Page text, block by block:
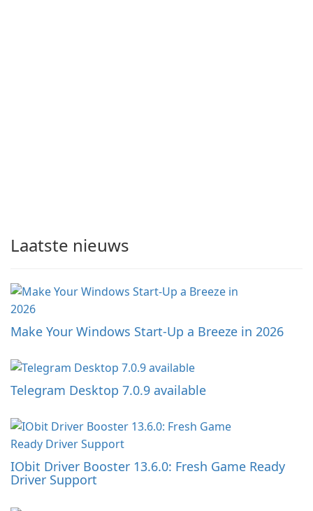
Laatste nieuws
Make Your Windows Start-Up a Breeze in 2026
Telegram Desktop 7.0.9 available
IObit Driver Booster 13.6.0: Fresh Game Ready
Driver Support